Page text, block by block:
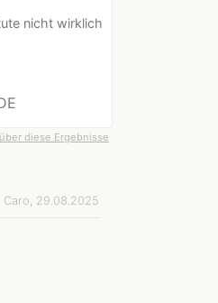
nicht wirklich
diese Ergebnisse
Caro, 29.08.2025